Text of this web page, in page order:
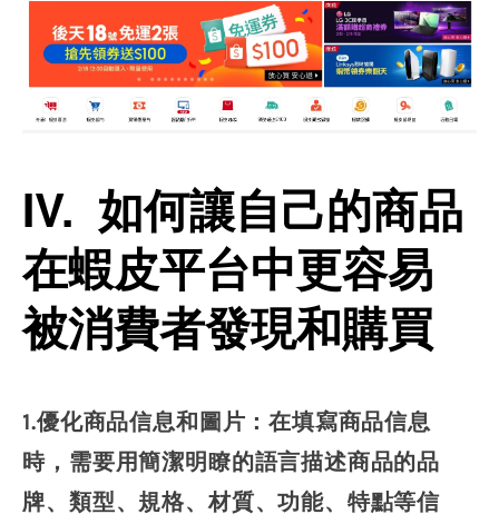
IV. 如何讓自己的商品
在蝦皮平台中更容易
被消費者發現和購買
1.優化商品信息和圖片：在填寫商品信息
時，需要用簡潔明瞭的語言描述商品的品
牌、類型、規格、材質、功能、特點等信